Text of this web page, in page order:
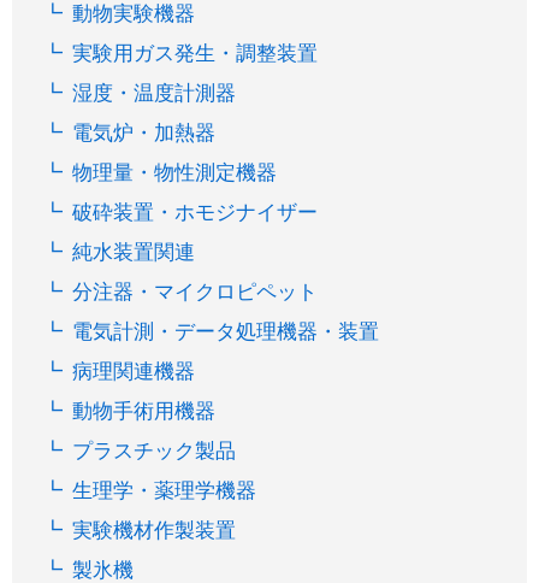
動物実験機器
実験用ガス発生・調整装置
湿度・温度計測器
電気炉・加熱器
物理量・物性測定機器
破砕装置・ホモジナイザー
純水装置関連
分注器・マイクロピペット
電気計測・データ処理機器・装置
病理関連機器
動物手術用機器
プラスチック製品
生理学・薬理学機器
実験機材作製装置
製氷機